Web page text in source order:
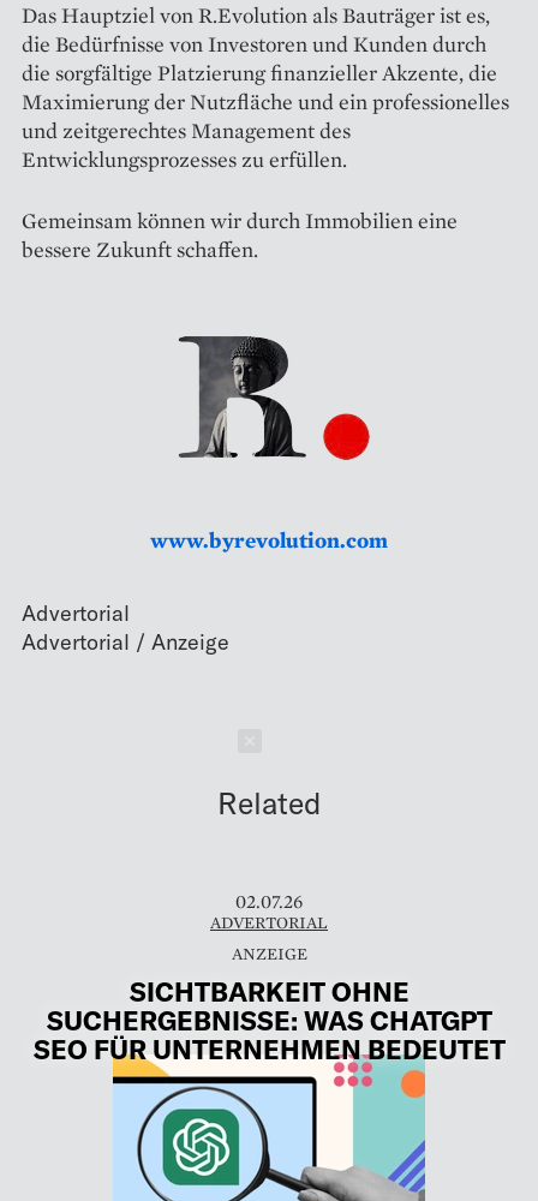
Das Hauptziel von R.Evolution als Bauträger ist es,
die Bedürfnisse von Investoren und Kunden durch
die sorgfältige Platzierung finanzieller Akzente, die
Maximierung der Nutzfläche und ein professionelles
und zeitgerechtes Management des
Entwicklungsprozesses zu erfüllen.
Gemeinsam können wir durch Immobilien eine
bessere Zukunft schaffen.
www.byrevolution.com
Advertorial
Related
02.07.26
ADVERTORIAL
SICHTBARKEIT OHNE
SUCHERGEBNISSE: WAS CHATGPT
SEO FÜR UNTERNEHMEN BEDEUTET